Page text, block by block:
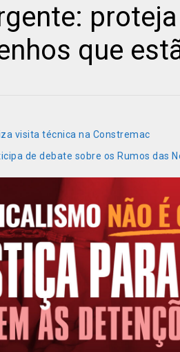
que
visita técnica na Constremac
de debate sobre os Rumos das